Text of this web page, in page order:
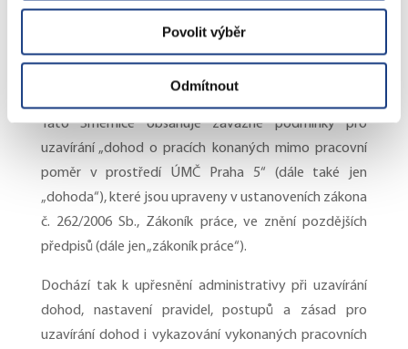
Povolit výběr
Odmítnout
dohod o pracích konaných mimo pracovní poměr“.
Aktualizaci předmětné směrnice schválila RMČ Praha 5
na svém zasedání dne 27.05.2024, usnesení číslo
RMČ/21/581/2024, s účinností od 01.06.2024.
Tato Směrnice obsahuje závazné podmínky pro
uzavírání „dohod o pracích konaných mimo pracovní
poměr v prostředí ÚMČ Praha 5“ (dále také jen
„dohoda“), které jsou upraveny v ustanoveních zákona
č. 262/2006 Sb., Zákoník práce, ve znění pozdějších
předpisů (dále jen „zákoník práce“).
Dochází tak k upřesnění administrativy při uzavírání
dohod, nastavení pravidel, postupů a zásad pro
uzavírání dohod i vykazování vykonaných pracovních